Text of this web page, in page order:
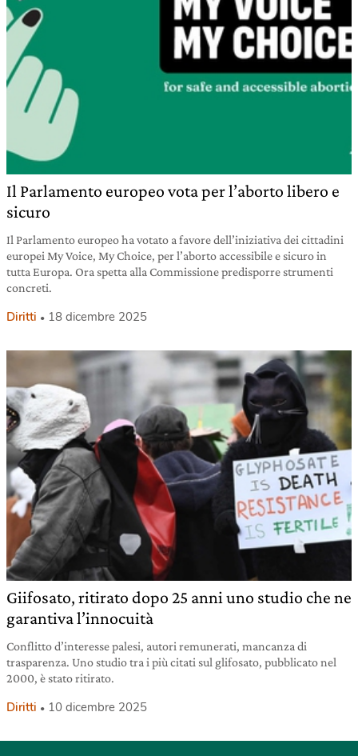
Il Parlamento europeo vota per l’aborto libero e
sicuro
Il Parlamento europeo ha votato a favore dell’iniziativa dei cittadini
europei My Voice, My Choice, per l’aborto accessibile e sicuro in
tutta Europa. Ora spetta alla Commissione predisporre strumenti
concreti.
Diritti 18 dicembre 2025
Giifosato, ritirato dopo 25 anni uno studio che ne
garantiva l’innocuità
Conflitto d’interesse palesi, autori remunerati, mancanza di
trasparenza. Uno studio tra i più citati sul glifosato, pubblicato nel
2000, è stato ritirato.
Diritti 10 dicembre 2025